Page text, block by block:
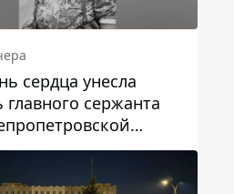
сердца унесла
сержанта
Юрия Свистуна